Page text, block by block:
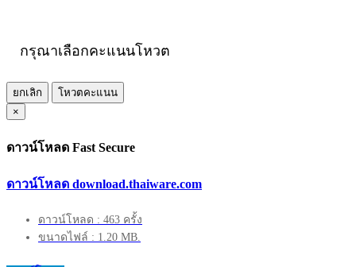
กรุณาเลือกคะแนนโหวต
ยกเลิก
โหวตคะแนน
×
ดาวน์โหลด Fast Secure
ดาวน์โหลด download.thaiware.com
ดาวน์โหลด : 463 ครั้ง
ขนาดไฟล์ : 1.20 MB.